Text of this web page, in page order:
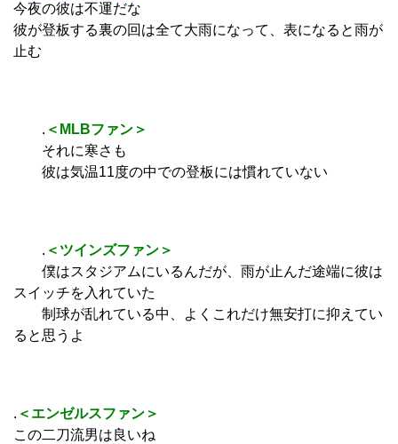
今夜の彼は不運だな
彼が登板する裏の回は全て大雨になって、表になると雨が
止む
. ＜MLBファン＞
それに寒さも
彼は気温11度の中での登板には慣れていない
. ＜ツインズファン＞
僕はスタジアムにいるんだが、雨が止んだ途端に彼は
スイッチを入れていた
制球が乱れている中、よくこれだけ無安打に抑えてい
ると思うよ
. ＜エンゼルスファン＞
この二刀流男は良いね